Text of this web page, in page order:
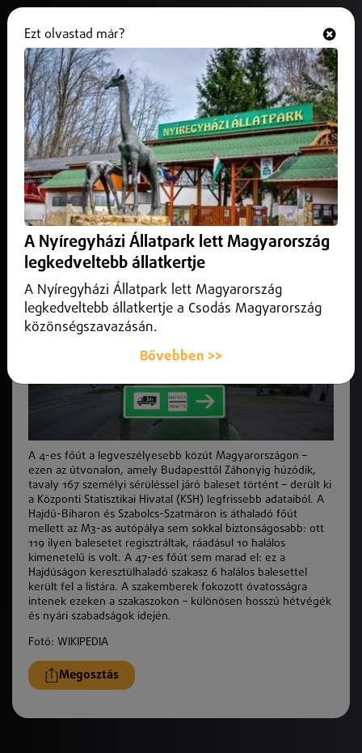
Halálúton járunk nap mint nap
2025. május 16.Közlekedés infó
A 4-es főút a legveszélyesebb közút Magyarországon
A 4-es főút a legveszélyesebb közút Magyarországon –
ezen az útvonalon, amely Budapesttől Záhonyig húzódik,
tavaly 167 személyi sérüléssel járó baleset történt – derült ki
a Központi Statisztikai Hivatal (KSH) legfrissebb adataiból. A
Hajdú-Biharon és Szabolcs-Szatmáron is áthaladó főút
mellett az M3-as autópálya sem sokkal biztonságosabb: ott
119 ilyen balesetet regisztráltak, ráadásul 10 halálos
kimenetelű is volt. A 47-es főút sem marad el: ez a
Hajdúságon keresztülhaladó szakasz 6 halálos balesettel
került fel a listára. A szakemberek fokozott óvatosságra
intenek ezeken a szakaszokon – különösen hosszú hétvégék
és nyári szabadságok idején.
Fotó: WIKIPEDIA
Megosztás
Ezt olvastad már?
A Nyíregyházi Állatpark lett Magyarország
legkedveltebb állatkertje
A Nyíregyházi Állatpark lett Magyarország
legkedveltebb állatkertje a Csodás Magyarország
közönségszavazásán.
Bővebben >>